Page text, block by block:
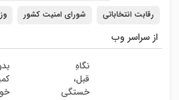
رقابت انتخاباتی
شورای امنیت کشور
از سراسر وب
نگاهِ
قبل،
خستگی